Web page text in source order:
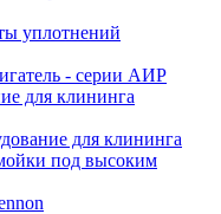
уплотнений
- серии АИР
для клининга
для клининга
под высоким